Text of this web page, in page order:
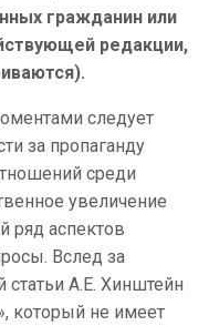
гражданин или
редакции,
следует
за пропаганду
среди
увеличение
ряд аспектов
Вслед за
А.Е. Хинштейн
который не имеет